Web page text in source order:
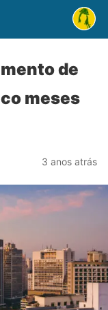
de
meses
3 anos atrás